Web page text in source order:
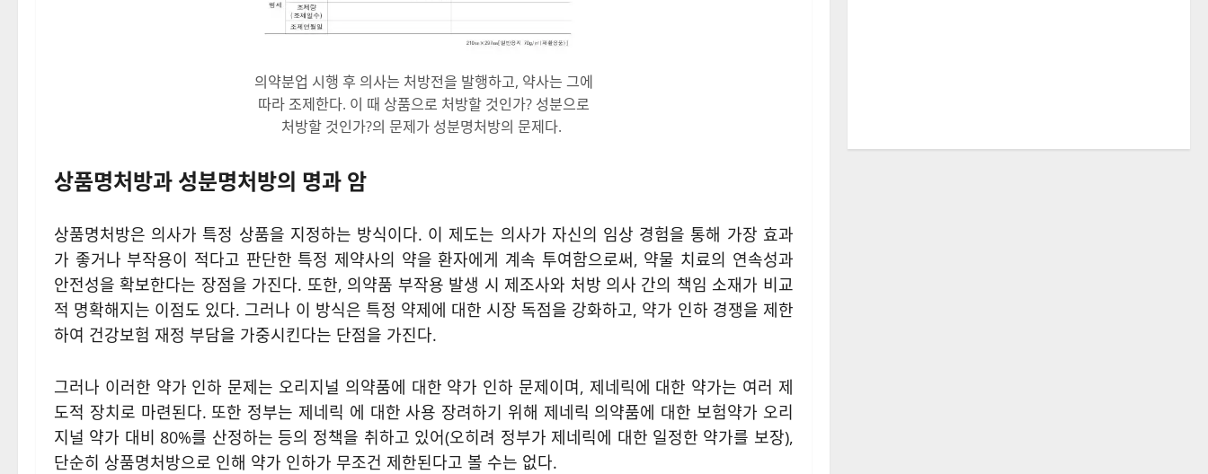
의약분업 시행 후 의사는 처방전을 발행하고, 약사는 그에
따라 조제한다. 이 때 상품으로 처방할 것인가? 성분으로
처방할 것인가?의 문제가 성분명처방의 문제다.
상품명처방과 성분명처방의 명과 암
상품명처방은 의사가 특정 상품을 지정하는 방식이다. 이 제도는 의사가 자신의 임상 경험을 통해 가장 효과
가 좋거나 부작용이 적다고 판단한 특정 제약사의 약을 환자에게 계속 투여함으로써, 약물 치료의 연속성과
안전성을 확보한다는 장점을 가진다. 또한, 의약품 부작용 발생 시 제조사와 처방 의사 간의 책임 소재가 비교
적 명확해지는 이점도 있다. 그러나 이 방식은 특정 약제에 대한 시장 독점을 강화하고, 약가 인하 경쟁을 제한
하여 건강보험 재정 부담을 가중시킨다는 단점을 가진다.
그러나 이러한 약가 인하 문제는 오리지널 의약품에 대한 약가 인하 문제이며, 제네릭에 대한 약가는 여러 제
도적 장치로 마련된다. 또한 정부는 제네릭 에 대한 사용 장려하기 위해 제네릭 의약품에 대한 보험약가 오리
지널 약가 대비 80%를 산정하는 등의 정책을 취하고 있어(오히려 정부가 제네릭에 대한 일정한 약가를 보장),
단순히 상품명처방으로 인해 약가 인하가 무조건 제한된다고 볼 수는 없다.